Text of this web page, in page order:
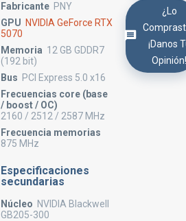
Fabricante PNY
GPU NVIDIA GeForce RTX
5070
Memoria 12 GB GDDR7
(192 bit)
Bus PCI Express 5.0 x16
Frecuencias core (base
/ boost / OC)
2160 / 2512 / 2587 MHz
Frecuencia memorias
875 MHz
Especificaciones
secundarias
Núcleo NVIDIA Blackwell
GB205-300
¿Lo
¡Danos